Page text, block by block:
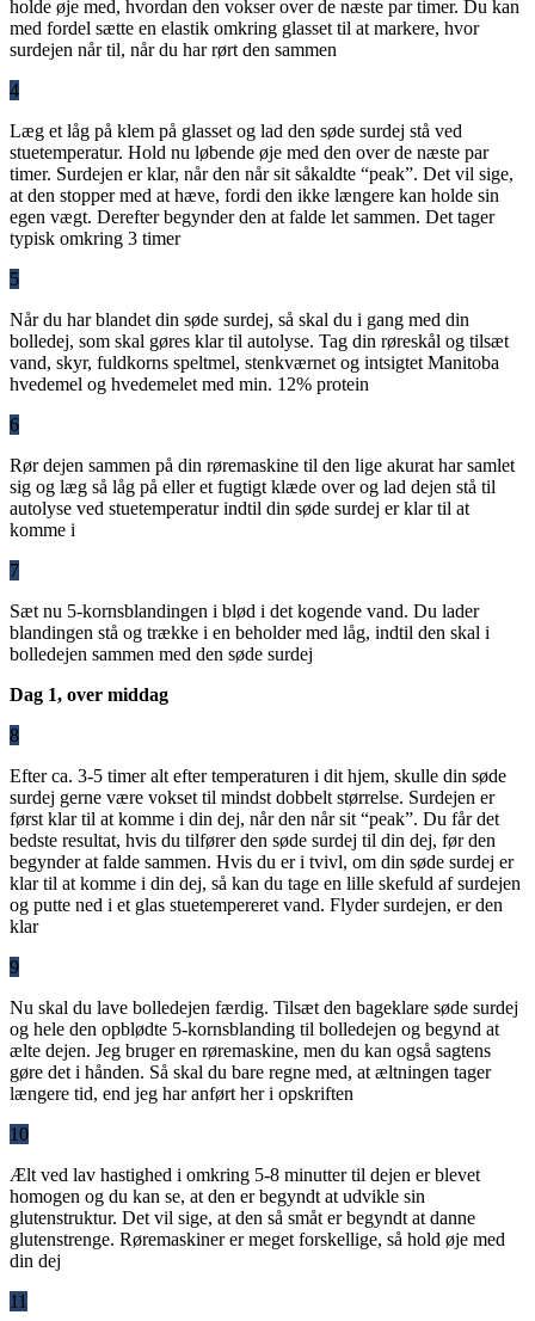
holde øje med, hvordan den vokser over de næste par timer. Du kan
med fordel sætte en elastik omkring glasset til at markere, hvor
surdejen når til, når du har rørt den sammen
4
Læg et låg på klem på glasset og lad den søde surdej stå ved
stuetemperatur. Hold nu løbende øje med den over de næste par
timer. Surdejen er klar, når den når sit såkaldte “peak”. Det vil sige,
at den stopper med at hæve, fordi den ikke længere kan holde sin
egen vægt. Derefter begynder den at falde let sammen. Det tager
typisk omkring 3 timer
5
Når du har blandet din søde surdej, så skal du i gang med din
bolledej, som skal gøres klar til autolyse. Tag din røreskål og tilsæt
vand, skyr, fuldkorns speltmel, stenkværnet og intsigtet Manitoba
hvedemel og hvedemelet med min. 12% protein
6
Rør dejen sammen på din røremaskine til den lige akurat har samlet
sig og læg så låg på eller et fugtigt klæde over og lad dejen stå til
autolyse ved stuetemperatur indtil din søde surdej er klar til at
komme i
7
Sæt nu 5-kornsblandingen i blød i det kogende vand. Du lader
blandingen stå og trække i en beholder med låg, indtil den skal i
bolledejen sammen med den søde surdej
Dag 1, over middag
8
Efter ca. 3-5 timer alt efter temperaturen i dit hjem, skulle din søde
surdej gerne være vokset til mindst dobbelt størrelse. Surdejen er
først klar til at komme i din dej, når den når sit “peak”. Du får det
bedste resultat, hvis du tilfører den søde surdej til din dej, før den
begynder at falde sammen. Hvis du er i tvivl, om din søde surdej er
klar til at komme i din dej, så kan du tage en lille skefuld af surdejen
og putte ned i et glas stuetempereret vand. Flyder surdejen, er den
klar
9
Nu skal du lave bolledejen færdig. Tilsæt den bageklare søde surdej
og hele den opblødte 5-kornsblanding til bolledejen og begynd at
ælte dejen. Jeg bruger en røremaskine, men du kan også sagtens
gøre det i hånden. Så skal du bare regne med, at æltningen tager
længere tid, end jeg har anført her i opskriften
10
Ælt ved lav hastighed i omkring 5-8 minutter til dejen er blevet
homogen og du kan se, at den er begyndt at udvikle sin
glutenstruktur. Det vil sige, at den så småt er begyndt at danne
glutenstrenge. Røremaskiner er meget forskellige, så hold øje med
din dej
11